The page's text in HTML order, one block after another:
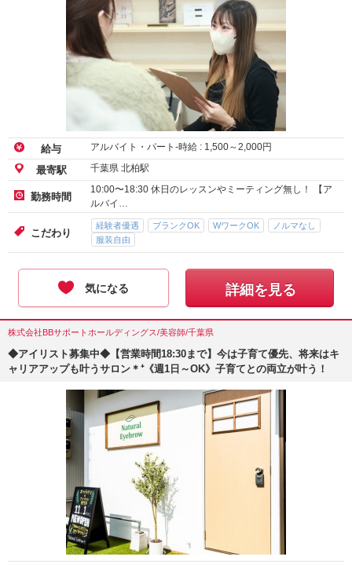
給与 アルバイト・パート-時給 : 1,500～2,000円
最寄駅 千葉県 北柏駅
勤務時間
10:00〜18:30 休日のレッスンやミーティング無し！ 【ア
ルバイ…
こだわり
経験者優遇 ブランクOK WワークOK
ノルマなし
服装自由
気になる 詳細を見る
株式会社BBサポートホールディングス/美容師/千葉県
◆アイリスト募集中◆【営業時間18:30まで】今は子育て優先、将来はキ
ャリアアップも叶うサロン＊⁺《週1日～OK》子育てとの両立が叶う！